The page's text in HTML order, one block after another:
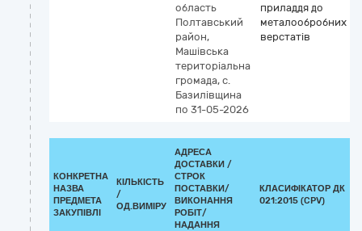
область
Полтавський
район,
Машівська
територіальна
громада, с.
Базилівщина
по 31-05-2026
приладдя до
металообробних
верстатів
КОНКРЕТНА
НАЗВА
ПРЕДМЕТА
ЗАКУПІВЛІ
КІЛЬКІСТЬ
/
ОД.ВИМІРУ
АДРЕСА
ДОСТАВКИ /
СТРОК
ПОСТАВКИ/
ВИКОНАННЯ
РОБІТ/
НАДАННЯ
КЛАСИФІКАТОР ДК
021:2015 (CPV)